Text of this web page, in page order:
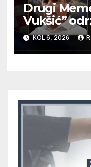
Drugi
Vukšić”
12.KOL 6, 2026